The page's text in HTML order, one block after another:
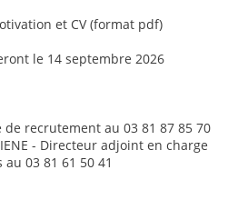
et CV (format pdf)
le 14 septembre 2026
de recrutement au 03 81 87 85 70
- Directeur adjoint en charge
03 81 61 50 41